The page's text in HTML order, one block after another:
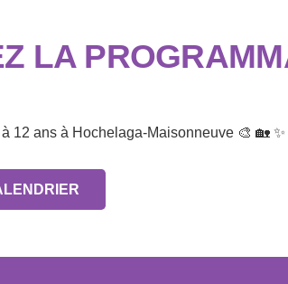
LA
12 ans à Hochelaga-Maisonneuve 🎨 🏡 ✨